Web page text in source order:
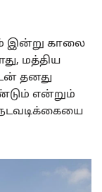
இன்று காலை
மத்திய
தனது
என்றும்
நடவடிக்கையை